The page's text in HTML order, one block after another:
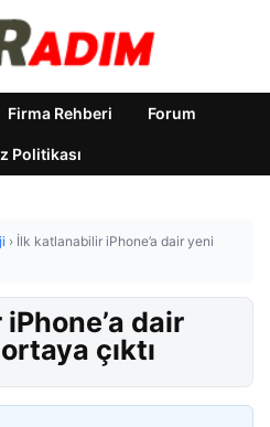
Firma Rehberi Forum
Politikası
› İlk katlanabilir iPhone’a dair yeni
dair
çıktı